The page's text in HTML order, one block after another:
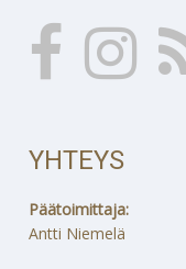
YHTEYS
Päätoimittaja:
Antti Niemelä